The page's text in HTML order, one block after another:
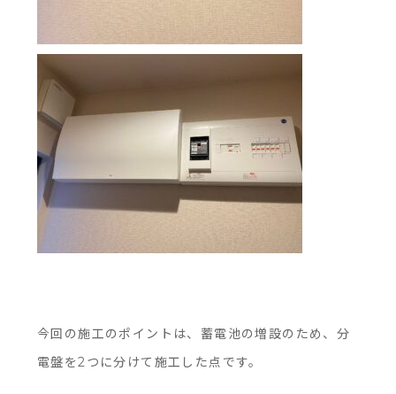
今回の施工のポイントは、蓄電池の増設のため、分
電盤を2つに分けて施工した点です。